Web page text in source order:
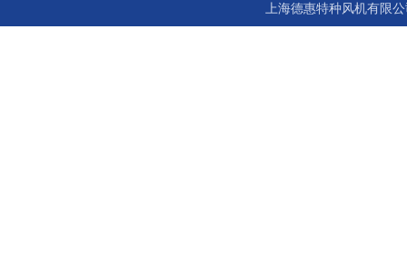
上海德惠特种风机有限